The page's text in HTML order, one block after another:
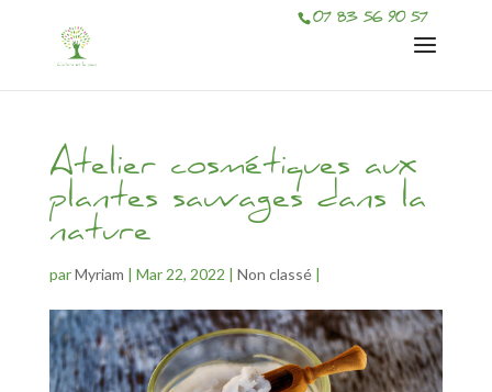
07 83 56 90 57
Atelier cosmétiques aux
plantes sauvages dans la
nature
parMyriam | Mar 22, 2022 | Non classé|